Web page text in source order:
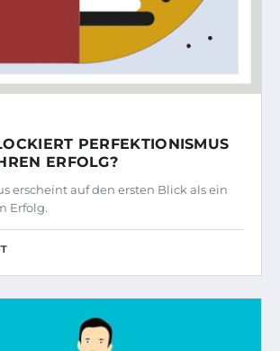
PERFEKTIONISMUS
ERFOLG?
erscheint auf den ersten Blick als ein
Erfolg.